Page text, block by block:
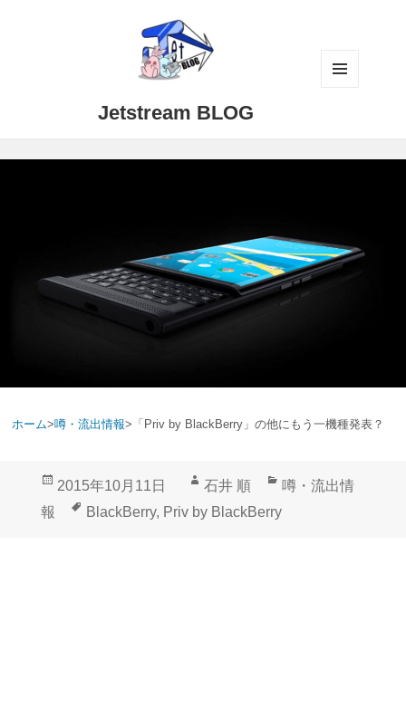
Jetstream BLOG
ホーム>噂・流出情報> 「Priv by BlackBerry」の他にもう一機種発表？
投
2015年10月11日
作
成
石井 順
カ
テ
噂・流出情
報
タ
BlackBerry, Priv by BlackBerry